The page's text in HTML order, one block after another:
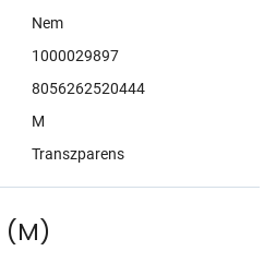
Nem
1000029897
8056262520444
M
Transzparens
(M)